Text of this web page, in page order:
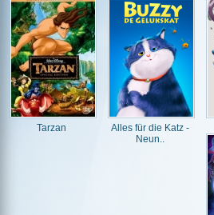
Tarzan
Alles für die Katz -
Neun..